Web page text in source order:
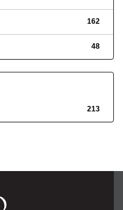
162
48
213